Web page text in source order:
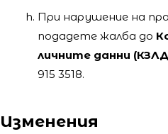
При нарушение на
подадете жалба до
личните данни
915 3518.
Изменения